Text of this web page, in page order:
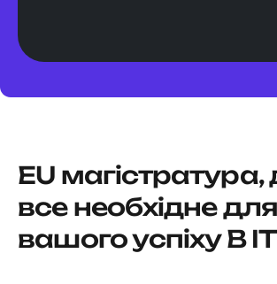
EU магістратура,
все необхідне для
вашого успіху В IT